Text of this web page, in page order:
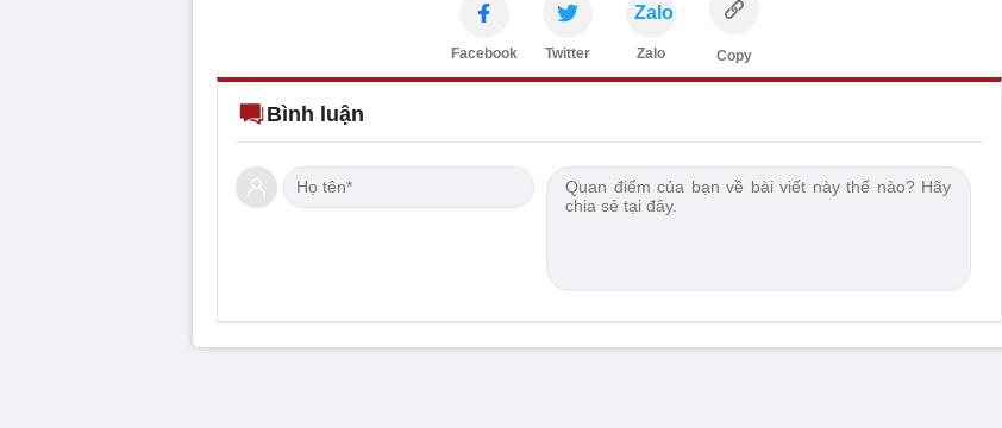
Facebook Twitter
Zalo
Zalo Copy
Bình luận